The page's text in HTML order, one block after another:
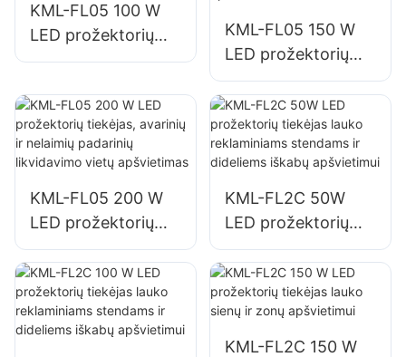
KML-FL05 100 W
LED prožektorių
tiekėjas pastatų
statybviečių
apšvietimui
KML-FL05 150 W
LED prožektorių
tiekėjas automobilių
stovėjimo aikštelių
ir sandėliavimo
zonų apšvietimui
KML-FL05 200 W
LED prožektorių
tiekėjas, avarinių ir
nelaimių padarinių
likvidavimo vietų
apšvietimas
KML-FL2C 50W
LED prožektorių
tiekėjas lauko
reklaminiams
stendams ir
dideliems iškabų
apšvietimui
KML-FL2C 150 W